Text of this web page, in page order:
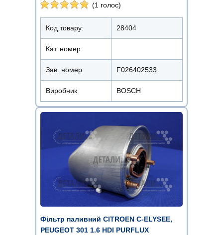
(1 голос)
Код товару: 28404
Кат. номер:
Зав. номер: F026402533
Виробник BOSCH
Фільтр паливний CITROEN C-ELYSEE,
PEUGEOT 301 1.6 HDI PURFLUX